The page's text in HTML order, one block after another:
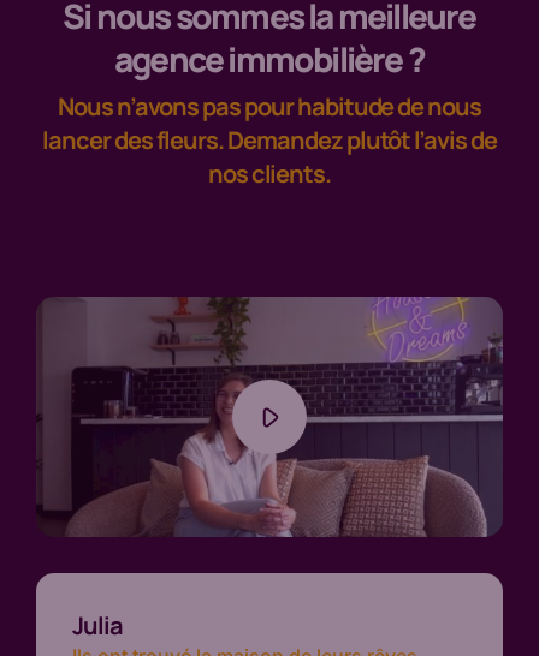
Si nous sommes la meilleure
agence immobilière ?
Nous n’avons pas pour habitude de nous
lancer des fleurs. Demandez plutôt l’avis de
nos clients.
Julia